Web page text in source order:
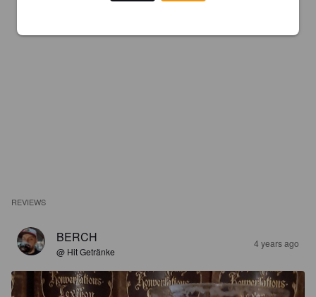
REVIEWS
BERCH
@ Hit Getränke
4 years ago